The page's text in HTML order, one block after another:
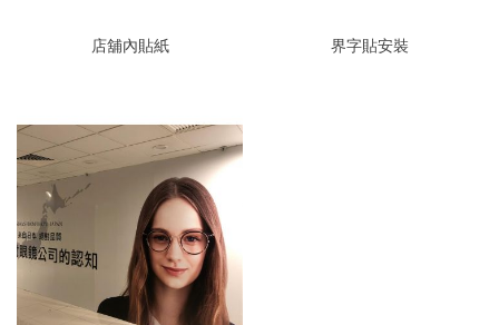
店舖內貼紙 界字貼安裝